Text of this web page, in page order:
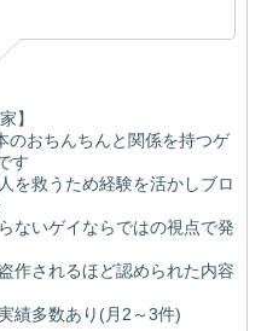
】
のおちんちんと関係を持つゲ
す
を救うため経験を活かしブロ
ないゲイならではの視点で発
作されるほど認められた内容
績多数あり(月2～3件)